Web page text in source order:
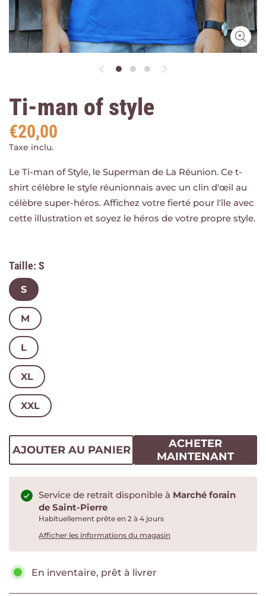
Ti-man of style
€20,00
Taxe inclu.
Le Ti-man of Style, le Superman de La Réunion. Ce t-
shirt célèbre le style réunionnais avec un clin d'œil au
célèbre super-héros. Affichez votre fierté pour l'île avec
cette illustration et soyez le héros de votre propre style.
Taille S
S
M
L
XL
XXL
AJOUTER AU PANIER
ACHETER
MAINTENANT
Service de retrait disponible à Marché forain
de Saint-Pierre
Habituellement prête en 2 à 4 jours
Afficher les informations du magasin
En inventaire, prêt à livrer